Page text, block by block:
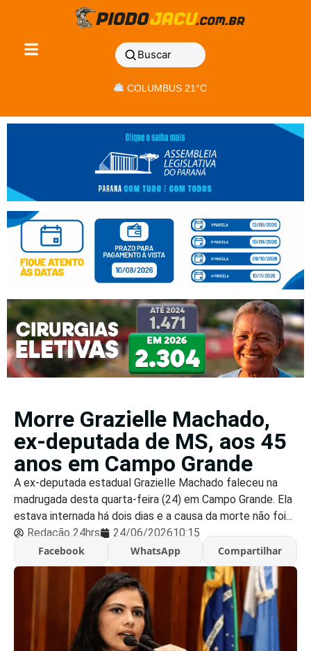
Buscar
COLUMBUS 21°C
Morre Grazielle Machado,
ex-deputada de MS, aos 45
anos em Campo Grande
A ex-deputada estadual Grazielle Machado faleceu na
madrugada desta quarta-feira (24) em Campo Grande. Ela
estava internada há dois dias e a causa da morte não foi...
Redação 24hrs
24/06/202610:15
Facebook
WhatsApp Compartilhar